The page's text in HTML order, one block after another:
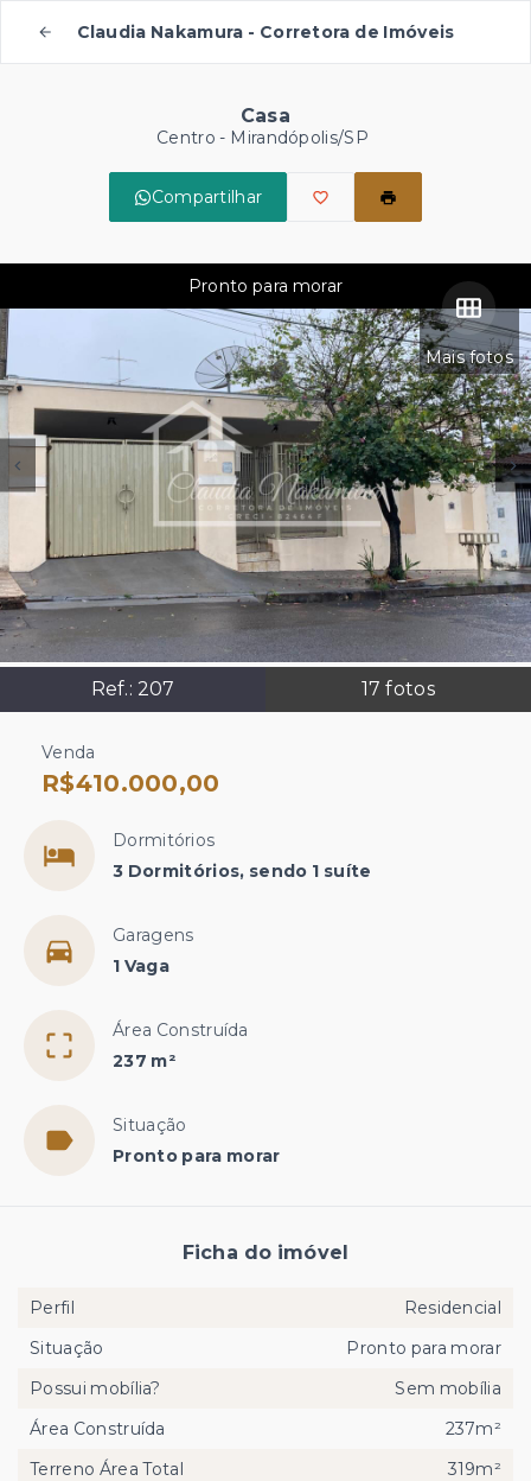
Claudia Nakamura - Corretora de Imóveis
Casa
Centro - Mirandópolis/SP
Compartilhar
Mais fotos
Ref.: 207 17 fotos
Pronto para morar
Venda
R$410.000,00
Dormitórios
3 Dormitórios, sendo 1 suíte
Garagens
1 Vaga
Área Construída
237 m²
Situação
Pronto para morar
Ficha do imóvel
Perfil
Residencial
Situação
Pronto para morar
Possui mobília?
Sem mobília
Área Construída
237m²
Terreno Área Total
319m²